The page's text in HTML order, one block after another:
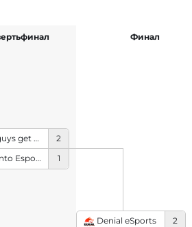
You guys get paid?
2
Esports
1
Denial eSports
2
Финал